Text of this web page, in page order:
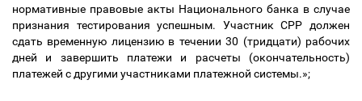
нормативные правовые акты Национального банка в случае
признания тестирования успешным. Участник СРР должен
сдать временную лицензию в течении 30 (тридцати) рабочих
дней и завершить платежи и расчеты (окончательность)
платежей с другими участниками платежной системы.»;